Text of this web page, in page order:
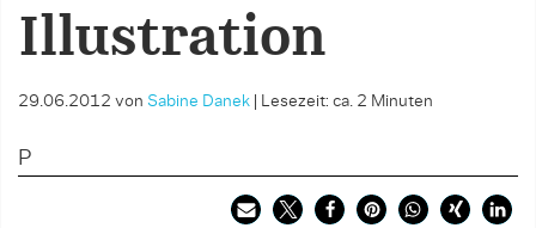
Illustration
29.06.2012 von Sabine Danek Lesezeit: ca. 2 Minuten
P